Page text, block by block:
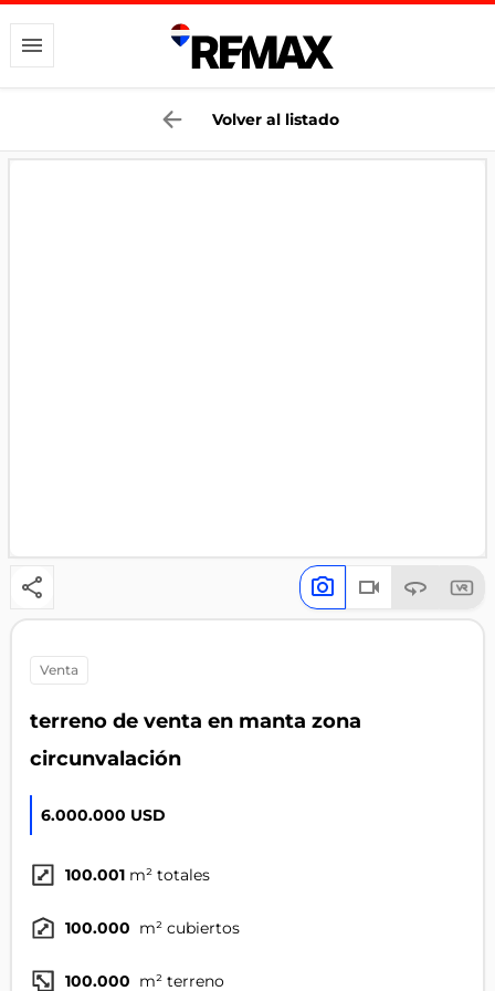
Volver al listado
venta
terreno de venta en manta zona
circunvalación
6.000.000 USD
100.001 m² totales
100.000 m² cubiertos
100.000 m² terreno